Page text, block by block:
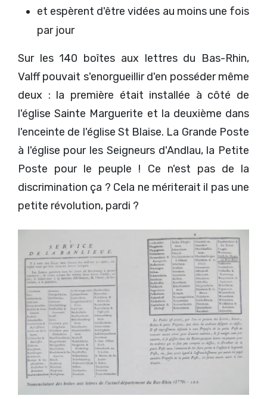
et espèrent d'être vidées au moins une fois
par jour
Sur les 140 boîtes aux lettres du Bas-Rhin,
Valff pouvait s'enorgueillir d'en posséder même
deux : la première était installée à côté de
l'église Sainte Marguerite et la deuxième dans
l'enceinte de l'église St Blaise. La Grande Poste
à l'église pour les Seigneurs d'Andlau, la Petite
Poste pour le peuple ! Ce n'est pas de la
discrimination ça ? Cela ne mériterait il pas une
petite révolution, pardi ?